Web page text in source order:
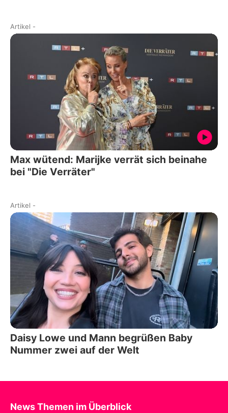
Artikel -
Max wütend: Marijke verrät sich beinahe
bei "Die Verräter"
Artikel -
Daisy Lowe und Mann begrüßen Baby
Nummer zwei auf der Welt
News Themen im Überblick